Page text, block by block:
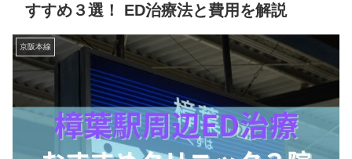
すすめ３選！ ED治療法と費用を解説
京阪本線